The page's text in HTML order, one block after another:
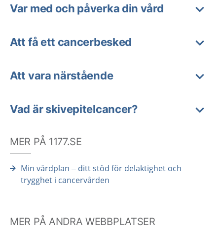
Var med och påverka din vård
Att få ett cancerbesked
Att vara närstående
Vad är skivepitelcancer?
MER PÅ 1177.SE
Min vårdplan – ditt stöd för delaktighet och
trygghet i cancervården
MER PÅ ANDRA WEBBPLATSER